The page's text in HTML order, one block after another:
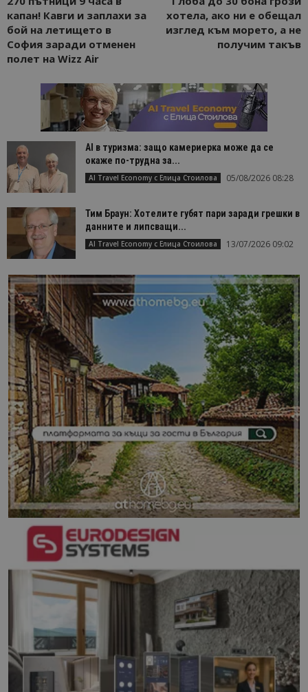
капан! Кавги и заплахи за
бой на летището в
София заради отменен
полет на Wizz Air
хотела, ако ни е обещал
изглед към морето, а не
получим такъв
AI в туризма: защо камериерка може да се
окаже по-трудна за...
AI Travel Economy с Елица Стоилова 05/08/2026 08:28
Тим Браун: Хотелите губят пари заради грешки в
данните и липсващи...
AI Travel Economy с Елица Стоилова 13/07/2026 09:02